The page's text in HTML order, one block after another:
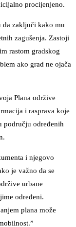
procijenjeno.
da zaključi kako mu
zagušenja. Zastoji
rastom gradskog
ako grad ne ojača
Plana održive
i rasprava koje
području određenih
i njegovo
je važno da se
urbane
određeni.
plana može